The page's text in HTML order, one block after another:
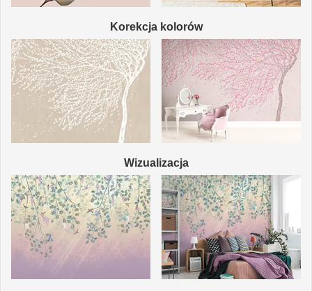
Korekcja kolorów
Wizualizacja